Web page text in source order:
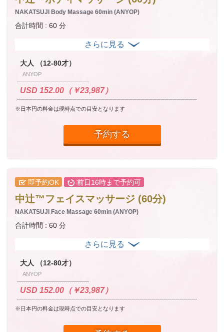
NAKATSUJI Body Massage 60min (ANYOP)
合計時間 : 60 分
大人 （12-80才）
ANYOP
USD 152.00（￥23,987）
※日本円の料金は現時点での目安となります
予約する
即予約OK 前日16時まで予約可
中辻™フェイスマッサージ (60分)
NAKATSUJI Face Massage 60min (ANYOP)
合計時間 : 60 分
大人 （12-80才）
ANYOP
USD 152.00（￥23,987）
※日本円の料金は現時点での目安となります